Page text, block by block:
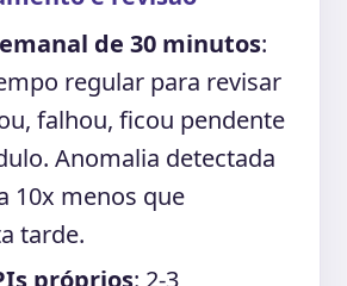
de 30 minutos:
regular para revisar
falhou, ficou pendente
Anomalia detectada
10x menos que
tarde.
próprios: 2-3